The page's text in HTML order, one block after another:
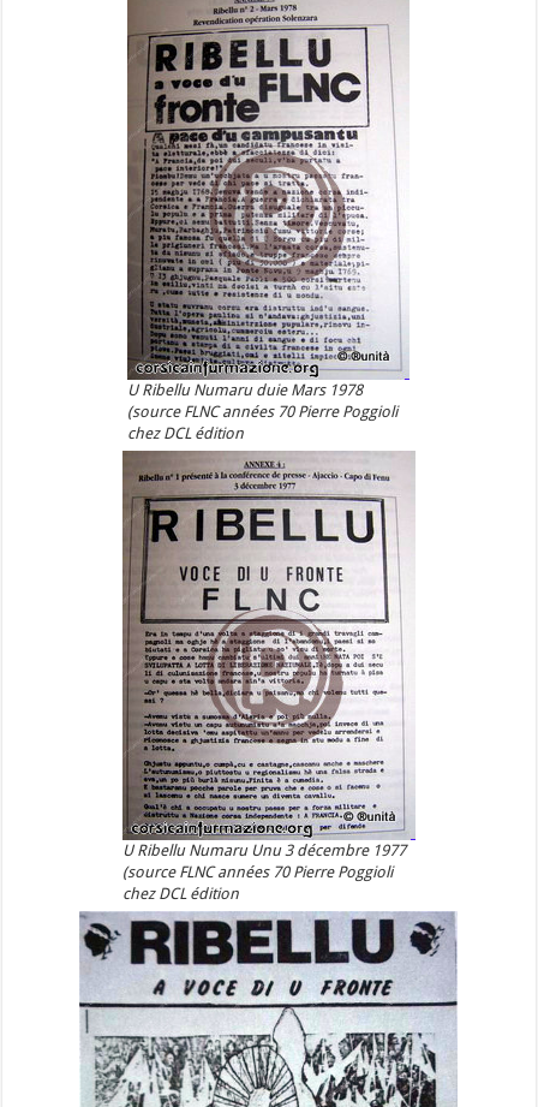
U Ribellu Numaru duie Mars 1978
(source FLNC années 70 Pierre Poggioli
chez DCL édition
U Ribellu Numaru Unu 3 décembre 1977
(source FLNC années 70 Pierre Poggioli
chez DCL édition